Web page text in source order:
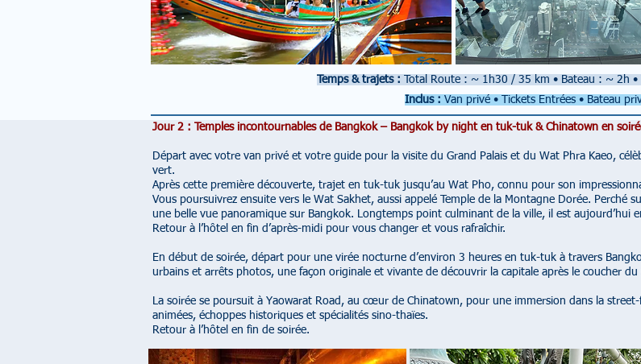
Temps & trajets : Total Route : ~ 1h30 / 35 km • Bateau : ~ 2h •
Inclus : Van privé • Tickets Entrées • Bateau
Jour 2 : Temples incontournables de Bangkok – Bangkok by night en tuk-tuk & Chinatown en
Départ avec votre van privé et votre guide pour la visite du Grand Palais et du Wat Phra Kaeo,
vert.
Après cette première découverte, trajet en tuk-tuk jusqu’au Wat Pho, connu pour son
Vous poursuivrez ensuite vers le Wat Sakhet, aussi appelé Temple de la Montagne Dorée. Perché
une belle vue panoramique sur Bangkok. Longtemps point culminant de la ville, il est aujourd’hui
Retour à l’hôtel en fin d’après-midi pour vous changer et vous rafraîchir.
En début de soirée, départ pour une virée nocturne d’environ 3 heures en tuk-tuk à travers
urbains et arrêts photos, une façon originale et vivante de découvrir la capitale après le coucher du
La soirée se poursuit à Yaowarat Road, au cœur de Chinatown, pour une immersion dans la
animées, échoppes historiques et spécialités sino-thaïes.
Retour à l’hôtel en fin de soirée.